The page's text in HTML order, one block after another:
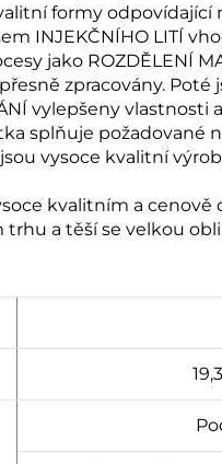
formy
INJEKČNÍHO LITÍ
jako ROZDĚLENÍ
zpracovány.
vylepšeny
splňuje požadované
vysoce kvalitní
kvalitním a
a těší se velkou